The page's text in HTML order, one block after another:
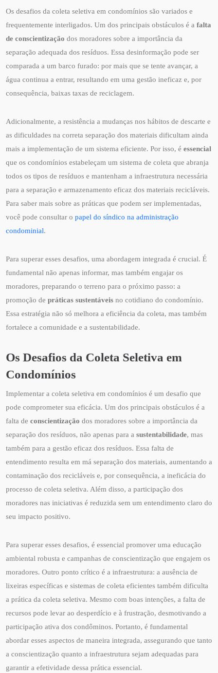
Os desafios da coleta seletiva em condomínios são variados e
frequentemente interligados. Um dos principais obstáculos é a falta
de conscientização dos moradores sobre a importância da
separação adequada dos resíduos. Essa desinformação pode ser
comparada a um barco furado: por mais que se tente avançar, a
água continua a entrar, resultando em uma gestão ineficaz e, por
consequência, baixas taxas de reciclagem.
Adicionalmente, a resistência a mudanças nos hábitos de descarte e
as dificuldades na correta separação dos materiais dificultam ainda
mais a implementação de um sistema eficiente. Por isso, é essencial
que os condomínios estabeleçam um sistema de coleta que abranja
todos os tipos de resíduos e mantenham a infraestrutura necessária
para a separação e armazenamento eficaz dos materiais recicláveis.
Para saber mais sobre as práticas que podem ser implementadas,
você pode consultar o papel do síndico na administração
condominial.
Para superar esses desafios, uma abordagem integrada é crucial. É
fundamental não apenas informar, mas também engajar os
moradores, preparando o terreno para o próximo passo: a
promoção de práticas sustentáveis no cotidiano do condomínio.
Essa estratégia não só melhora a eficiência da coleta, mas também
fortalece a comunidade e a sustentabilidade.
Os Desafios da Coleta Seletiva em
Condomínios
Implementar a coleta seletiva em condomínios é um desafio que
pode comprometer sua eficácia. Um dos principais obstáculos é a
falta de conscientização dos moradores sobre a importância da
separação dos resíduos, não apenas para a sustentabilidade, mas
também para a gestão eficaz dos resíduos. Essa falta de
entendimento resulta em má separação dos materiais, aumentando a
contaminação dos recicláveis e, por consequência, a ineficácia do
processo de coleta seletiva. Além disso, a participação dos
moradores nas iniciativas é reduzida sem um entendimento claro do
seu impacto positivo.
Para superar esses desafios, é essencial promover uma educação
ambiental robusta e campanhas de conscientização que engajem os
moradores. Outro ponto crítico é a infraestrutura: a ausência de
lixeiras específicas e sistemas de coleta eficientes também dificulta
a prática da coleta seletiva. Mesmo com boas intenções, a falta de
recursos pode levar ao desperdício e à frustração, desmotivando a
participação ativa dos condôminos. Portanto, é fundamental
abordar esses aspectos de maneira integrada, assegurando que tanto
a conscientização quanto a infraestrutura sejam adequadas para
garantir a efetividade dessa prática essencial.